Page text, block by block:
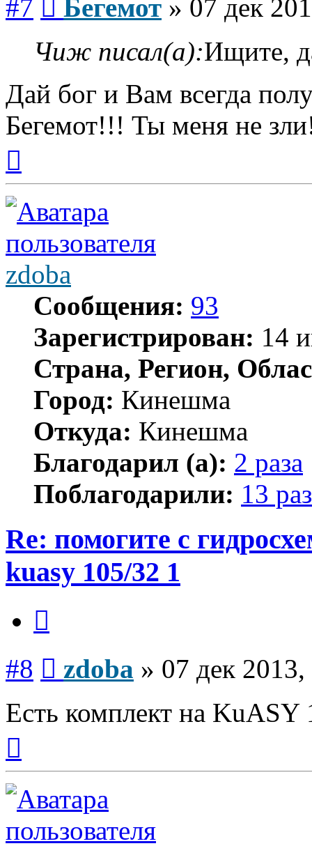
#7 Бегемот » 07 дек
Чиж писал(а):Ищите,
Дай бог и Вам всегда
Бегемот!!! Ты меня не
началу
zdoba
Сообщения: 93
Зарегистрирован: 14
Страна, Регион,
Город: Кинешма
Откуда: Кинешма
Благодарил (а): 2 раза
Поблагодарили: 13 раз
Re: помогите с
kuasy 105/32 1
#8 zdoba » 07 дек
Есть комплект на KuASY
началу